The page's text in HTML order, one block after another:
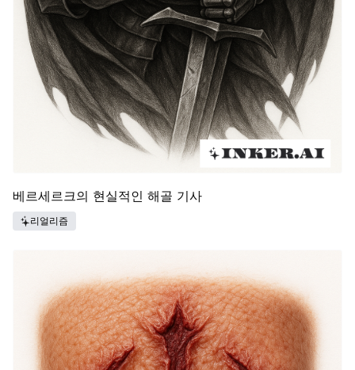
베르세르크의 현실적인 해골 기사
리얼리즘